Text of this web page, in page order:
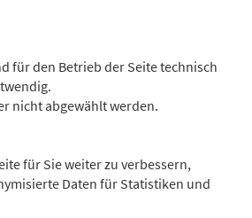
für den Betrieb der Seite technisch
nicht abgewählt werden.
für Sie weiter zu verbessern,
Daten für Statistiken und